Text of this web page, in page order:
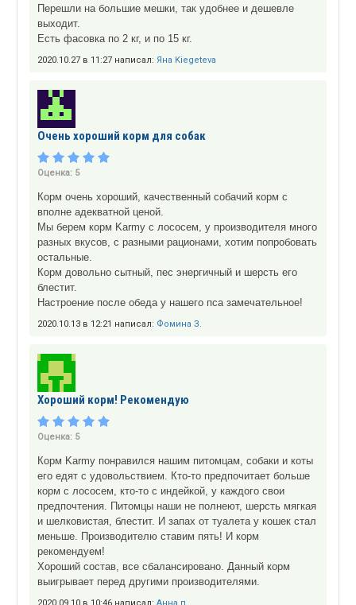
Перешли на большие мешки, так удобнее и дешевле
выходит.
Есть фасовка по 2 кг, и по 15 кг.
2020.10.27 в 11:27 написал: Яна Kiegeteva
Очень хороший корм для собак
Оценка: 5
Корм очень хороший, качественный собачий корм с
вполне адекватной ценой.
Мы берем корм Karmy с лососем, у производителя много
разных вкусов, с разными рационами, хотим попробовать
остальные.
Корм довольно сытный, пес энергичный и шерсть его
блестит.
Настроение после обеда у нашего пса замечательное!
2020.10.13 в 12:21 написал: Фомина З.
Хороший корм! Рекомендую
Оценка: 5
Корм Karmy понравился нашим питомцам, собаки и коты
его едят с удовольствием. Кто-то предпочитает больше
корм с лососем, кто-то с индейкой, у каждого свои
предпочтения. Питомцы наши не полнеют, шерсть мягкая
и шелковистая, блестит. И запах от туалета у кошек стал
меньше. Производителю ставим пять! И корм
рекомендуем!
Хороший состав, все сбалансировано. Данный корм
выигрывает перед другими производителями.
2020.09.10 в 10:46 написал: Анна п.